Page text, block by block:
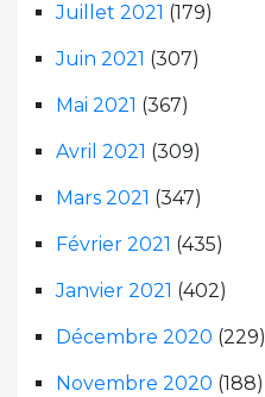
Juillet 2021 (179)
Juin 2021 (307)
Mai 2021 (367)
Avril 2021 (309)
Mars 2021 (347)
Février 2021 (435)
Janvier 2021 (402)
Décembre 2020 (229)
Novembre 2020 (188)